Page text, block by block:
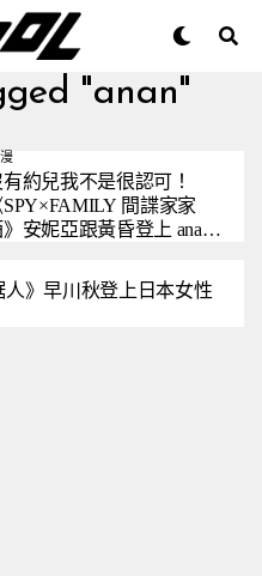
"anan"
約兒我不是很認可！
SPY×FAMILY 間諜家家
安妮亞跟黃昏登上 anan
》早川秋登上日本女性